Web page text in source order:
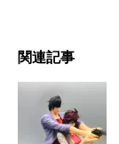
関連記事